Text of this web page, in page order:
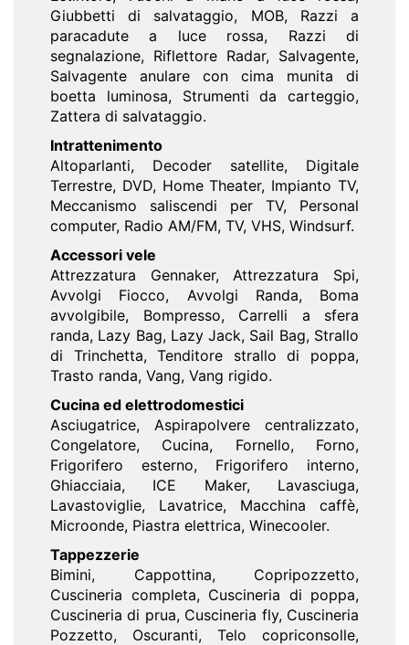
Giubbetti di salvataggio, MOB, Razzi a
paracadute a luce rossa, Razzi di
segnalazione, Riflettore Radar, Salvagente,
Salvagente anulare con cima munita di
boetta luminosa, Strumenti da carteggio,
Zattera di salvataggio.
Intrattenimento
Altoparlanti, Decoder satellite, Digitale
Terrestre, DVD, Home Theater, Impianto TV,
Meccanismo saliscendi per TV, Personal
computer, Radio AM/FM, TV, VHS, Windsurf.
Accessori vele
Attrezzatura Gennaker, Attrezzatura Spi,
Avvolgi Fiocco, Avvolgi Randa, Boma
avvolgibile, Bompresso, Carrelli a sfera
randa, Lazy Bag, Lazy Jack, Sail Bag, Strallo
di Trinchetta, Tenditore strallo di poppa,
Trasto randa, Vang, Vang rigido.
Cucina ed elettrodomestici
Asciugatrice, Aspirapolvere centralizzato,
Congelatore, Cucina, Fornello, Forno,
Frigorifero esterno, Frigorifero interno,
Ghiacciaia, ICE Maker, Lavasciuga,
Lavastoviglie, Lavatrice, Macchina caffè,
Microonde, Piastra elettrica, Winecooler.
Tappezzerie
Bimini, Cappottina, Copripozzetto,
Cuscineria completa, Cuscineria di poppa,
Cuscineria di prua, Cuscineria fly, Cuscineria
Pozzetto, Oscuranti, Telo copriconsolle,